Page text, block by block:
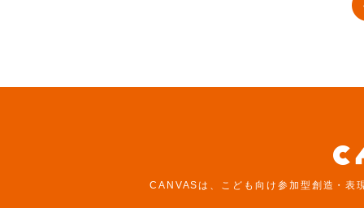
CANVASは、こども向け参加型創造・表